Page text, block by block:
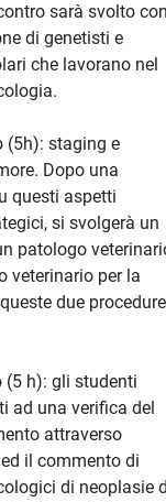
sarà svolto
di genetisti e
che lavorano nel
(5h): staging e
Dopo una
questi aspetti
si svolgerà un
patologo
veterinario per la
due
(5 h): gli studenti
ad una verifica del
attraverso
ed il commento di
di neoplasie